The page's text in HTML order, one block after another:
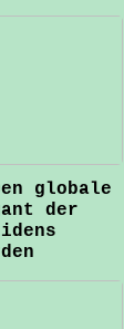
globale
der